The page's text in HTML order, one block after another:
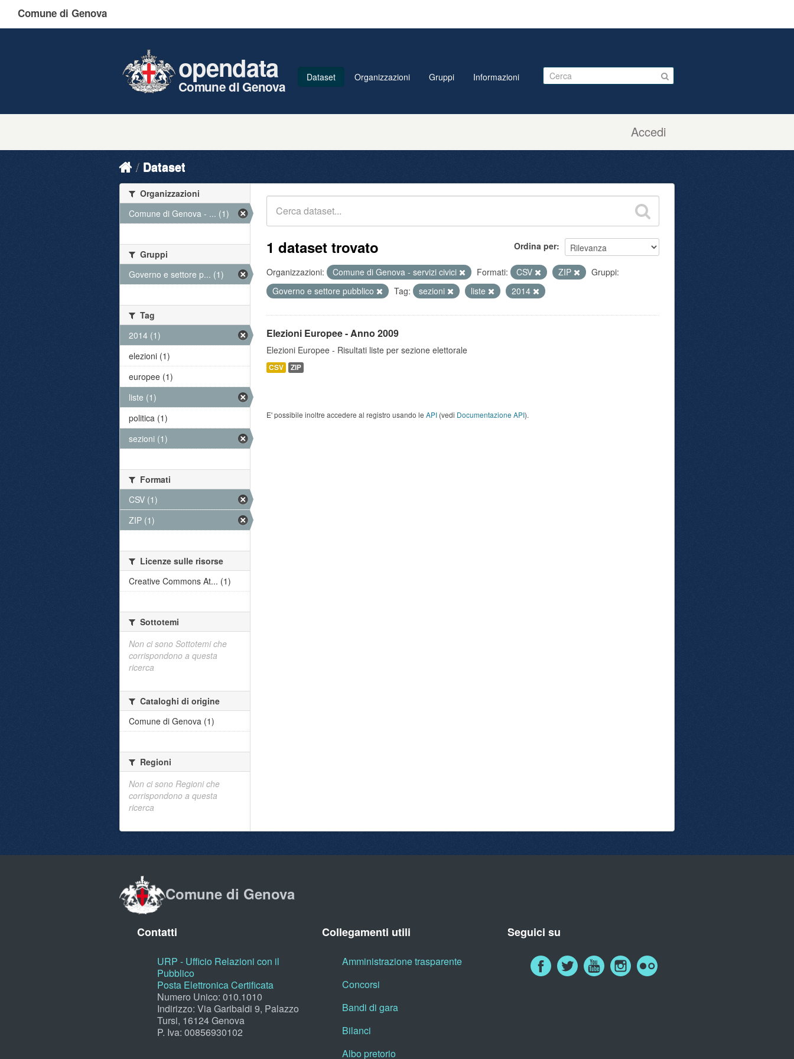
Comune di Genova
Accedi
opendata
Comune di Genova
Dataset Organizzazioni Gruppi Informazioni
Dataset
Ordina per
1 dataset trovato
Organizzazioni: Comune di Genova - servizi civici Formati: CSV ZIP
Gruppi:
Governo e settore pubblico
Tag: sezioni liste 2014
Elezioni Europee - Anno 2009
Elezioni Europee - Risultati liste per sezione elettorale
CSV ZIP
E' possibile inoltre accedere al registro usando le API (vedi Documentazione API).
Organizzazioni
Comune di Genova - ... (1)
Gruppi
Governo e settore p... (1)
Tag
2014 (1)
elezioni (1)
europee (1)
liste (1)
politica (1)
sezioni (1)
Formati
CSV (1)
ZIP (1)
Licenze sulle risorse
Creative Commons At... (1)
Sottotemi
Non ci sono Sottotemi che
corrispondono a questa
ricerca
Cataloghi di origine
Comune di Genova (1)
Regioni
Non ci sono Regioni che
corrispondono a questa
ricerca
Comune di Genova
Contatti
URP - Ufficio Relazioni con il
Pubblico
Posta Elettronica Certificata
Numero Unico: 010.1010
Indirizzo: Via Garibaldi 9, Palazzo
Tursi, 16124 Genova
P. Iva: 00856930102
Collegamenti utili
Amministrazione trasparente
Concorsi
Bandi di gara
Bilanci
Albo pretorio
Seguici su